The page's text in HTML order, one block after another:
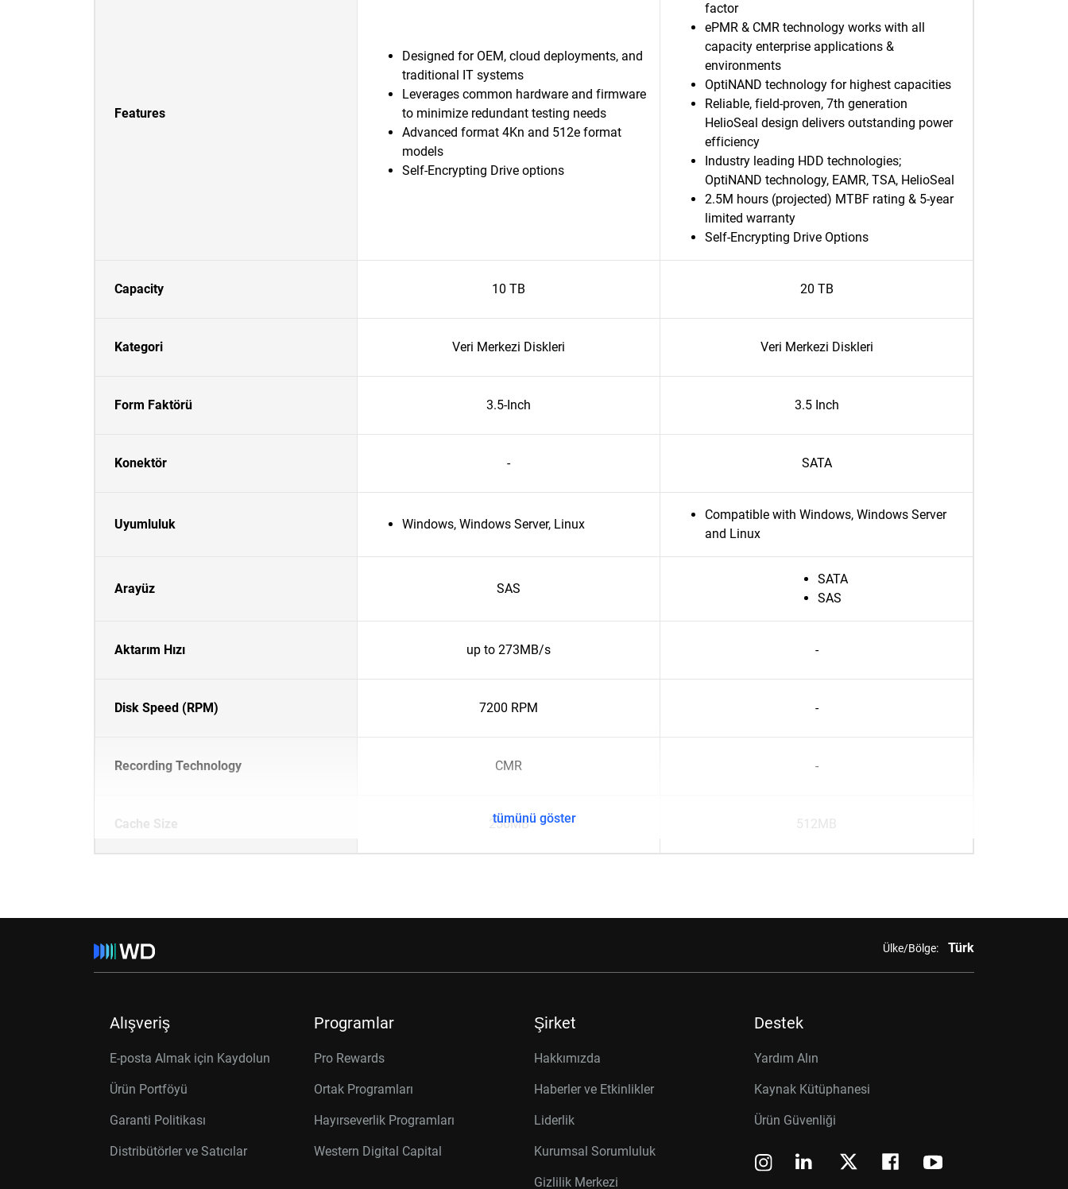
Features
Designed for OEM, cloud deployments, and
traditional IT systems
Leverages common hardware and firmware
to minimize redundant testing needs
Advanced format 4Kn and 512e format
models
Self-Encrypting Drive options
factor
ePMR & CMR technology works with all
capacity enterprise applications &
environments
OptiNAND technology for highest capacities
Reliable, field-proven, 7th generation
HelioSeal design delivers outstanding power
efficiency
Industry leading HDD technologies;
OptiNAND technology, EAMR, TSA, HelioSeal
2.5M hours (projected) MTBF rating & 5-year
limited warranty
Self-Encrypting Drive Options
Capacity 10 TB 20 TB
Kategori Veri Merkezi Diskleri Veri Merkezi Diskleri
Form Faktörü 3.5-Inch 3.5 Inch
Konektör - SATA
Uyumluluk Windows, Windows Server, Linux
Compatible with Windows, Windows Server
and Linux
Arayüz SAS
SATA
SAS
Aktarım Hızı up to 273MB/s -
Disk Speed (RPM) 7200 RPM -
Recording Technology CMR -
Cache Size 256MB 512MB
tümünü göster
Ülke/Bölge: Türk
Alışveriş
E-posta Almak için Kaydolun
Ürün Portföyü
Garanti Politikası
Distribütörler ve Satıcılar
Programlar
Pro Rewards
Ortak Programları
Hayırseverlik Programları
Western Digital Capital
Şirket
Hakkımızda
Haberler ve Etkinlikler
Liderlik
Kurumsal Sorumluluk
Gizlilik Merkezi
Destek
Yardım Alın
Kaynak Kütüphanesi
Ürün Güvenliği